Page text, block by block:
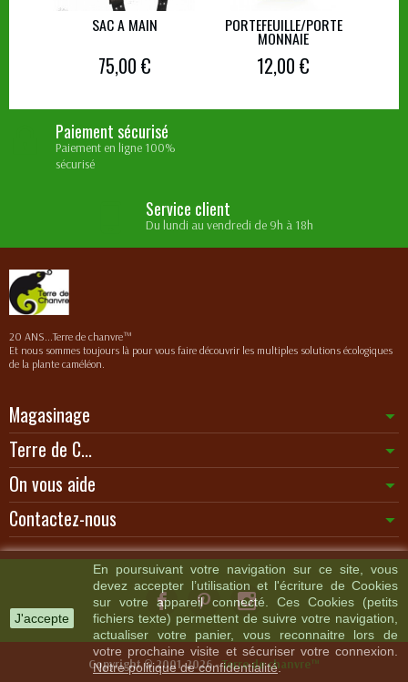
SAC A MAIN
75,00 €
PORTEFEUILLE/PORTE
MONNAIE
12,00 €
Paiement sécurisé
Paiement en ligne 100%
sécurisé
Service client
Du lundi au vendredi de 9h à 18h
20 ANS...Terre de chanvre™
Et nous sommes toujours là pour vous faire découvrir les multiples solutions écologiques
de la plante caméléon.
Magasinage
Terre de C...
On vous aide
Contactez-nous
J'accepte
En poursuivant votre navigation sur ce site, vous
devez accepter l’utilisation et l'écriture de Cookies
sur votre appareil connecté. Ces Cookies (petits
fichiers texte) permettent de suivre votre navigation,
actualiser votre panier, vous reconnaitre lors de
votre prochaine visite et sécuriser votre connexion.
Notre politique de confidentialité.
Copyright © 2001-2026 -Terre de chanvre™